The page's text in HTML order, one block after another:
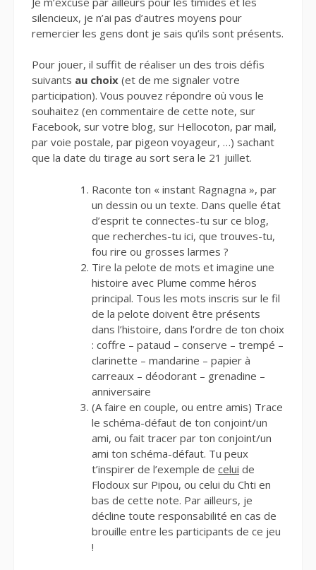
silencieux, je n’ai pas d’autres moyens pour
remercier les gens dont je sais qu’ils sont présents.
Pour jouer, il suffit de réaliser un des trois défis
suivants au choix (et de me signaler votre
participation). Vous pouvez répondre où vous le
souhaitez (en commentaire de cette note, sur
Facebook, sur votre blog, sur Hellocoton, par mail,
par voie postale, par pigeon voyageur, …) sachant
que la date du tirage au sort sera le 21 juillet.
Raconte ton « instant Ragnagna », par
un dessin ou un texte. Dans quelle état
d’esprit te connectes-tu sur ce blog,
que recherches-tu ici, que trouves-tu,
fou rire ou grosses larmes ?
Tire la pelote de mots et imagine une
histoire avec Plume comme héros
principal. Tous les mots inscris sur le fil
de la pelote doivent être présents
dans l’histoire, dans l’ordre de ton choix
: coffre – pataud – conserve – trempé –
clarinette – mandarine – papier à
carreaux – déodorant – grenadine –
anniversaire
(A faire en couple, ou entre amis) Trace
le schéma-défaut de ton conjoint/un
ami, ou fait tracer par ton conjoint/un
ami ton schéma-défaut. Tu peux
t’inspirer de l’exemple de celui de
Flodoux sur Pipou, ou celui du Chti en
bas de cette note. Par ailleurs, je
décline toute responsabilité en cas de
brouille entre les participants de ce jeu
!